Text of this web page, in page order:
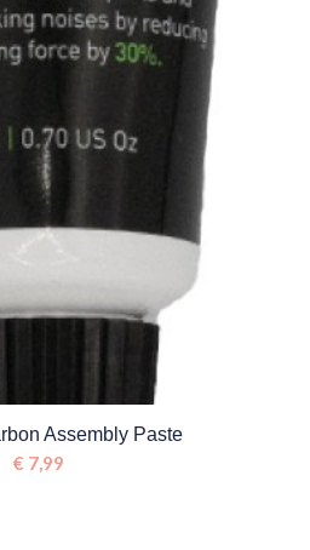
Assembly Paste
€ 7,99